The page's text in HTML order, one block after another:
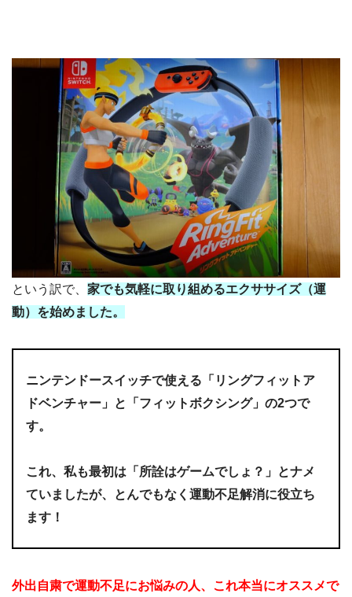
という訳で、 家でも気軽に取り組めるエクササイズ（運
動）を始めました。
ニンテンドースイッチで使える「リングフィットア
ドベンチャー」と「フィットボクシング」の2つで
す。
これ、私も最初は「所詮はゲームでしょ？」とナメ
ていましたが、とんでもなく運動不足解消に役立ち
ます！
外出自粛で運動不足にお悩みの人、これ本当にオススメで